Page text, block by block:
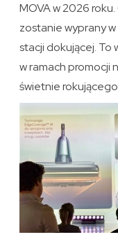
MOVA w 2026
zostanie wyprany
stacji dokującej. To
w ramach promocji
świetnie